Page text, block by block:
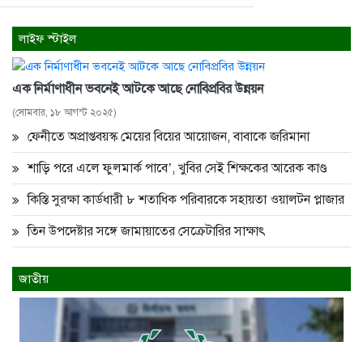
লাইফ স্টাইল
এক নির্মাণাধীন ভবনেই আটকে আছে নোবিপ্রবির উন্নয়ন
(সোমবার, ১৮ আগস্ট ২০২৫)
ফেনীতে অপ্রাপ্তবয়স্ক মেয়ের বিয়ের আয়োজন, বাবাকে জরিমানা
শাড়ি পরে এলে ফুলমার্ক পাবে’, খুবির সেই শিক্ষকের আরেক কাণ্ড
কিস্তি সুরক্ষা কার্ডধারী ৮ শতাধিক পরিবারকে সহায়তা ওয়ালটন প্লাজার
তিন উপদেষ্টার সঙ্গে জামায়াতের সেক্রেটারির সাক্ষাৎ
জাতীয়